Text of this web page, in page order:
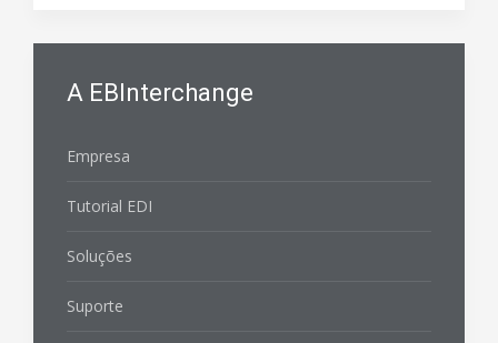
A EBInterchange
Empresa
Tutorial EDI
Soluções
Suporte